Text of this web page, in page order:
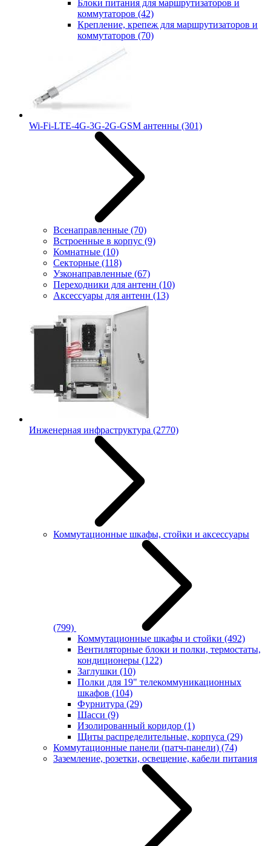
Блоки питания для маршрутизаторов и
коммутаторов (42)
Крепление, крепеж для маршрутизаторов и
коммутаторов (70)
Wi-Fi-LTE-4G-3G-2G-GSM антенны (301)
Всенаправленные (70)
Встроенные в корпус (9)
Комнатные (10)
Секторные (118)
Узконаправленные (67)
Переходники для антенн (10)
Аксессуары для антенн (13)
Инженерная инфраструктура (2770)
Коммутационные шкафы, стойки и аксессуары
(799)
Коммутационные шкафы и стойки (492)
Вентиляторные блоки и полки, термостаты,
кондиционеры (122)
Заглушки (10)
Полки для 19" телекоммуникационных
шкафов (104)
Фурнитура (29)
Шасси (9)
Изолированный коридор (1)
Щиты распределительные, корпуса (29)
Коммутационные панели (патч-панели) (74)
Заземление, розетки, освещение, кабели питания